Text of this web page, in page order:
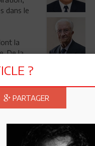
dans le
la
De la
?
PARTAGER